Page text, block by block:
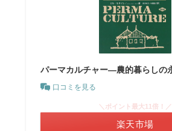
パーマカルチャー―農的暮らしの
口コミを見る
＼ポイント最大11倍！／
楽天市場